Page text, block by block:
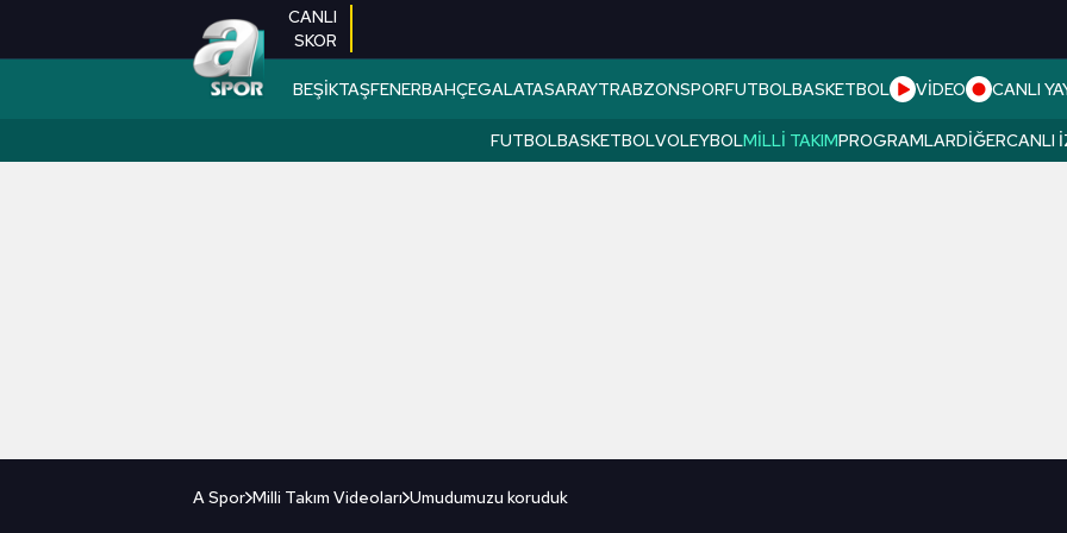
CANLI
SKOR
BEŞİKTAŞFENERBAHÇEGALATASARAYTRABZONSPORFUTBOLBASKETBOL VİDEO CANLI
FUTBOLBASKETBOLVOLEYBOLMILLI TAKIMPROGRAMLARDIĞERCANLI
A Spor Milli Takım Videoları Umudumuzu koruduk